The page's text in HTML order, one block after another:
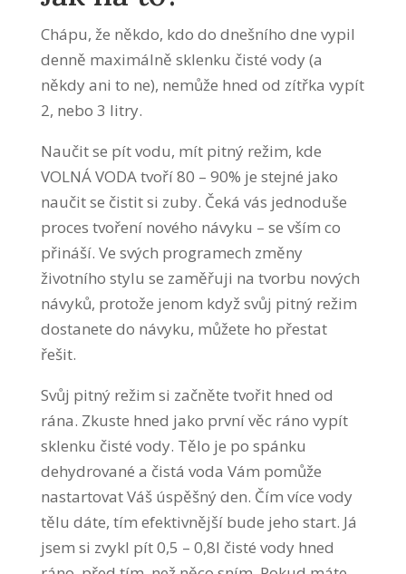
Chápu, že někdo, kdo do dnešního dne vypil
denně maximálně sklenku čisté vody (a
někdy ani to ne), nemůže hned od zítřka vypít
2, nebo 3 litry.
Naučit se pít vodu, mít pitný režim, kde
VOLNÁ VODA tvoří 80 – 90% je stejné jako
naučit se čistit si zuby. Čeká vás jednoduše
proces tvoření nového návyku – se vším co
přináší. Ve svých programech změny
životního stylu se zaměřuji na tvorbu nových
návyků, protože jenom když svůj pitný režim
dostanete do návyku, můžete ho přestat
řešit.
Svůj pitný režim si začněte tvořit hned od
rána. Zkuste hned jako první věc ráno vypít
sklenku čisté vody. Tělo je po spánku
dehydrované a čistá voda Vám pomůže
nastartovat Váš úspěšný den. Čím více vody
tělu dáte, tím efektivnější bude jeho start. Já
jsem si zvykl pít 0,5 – 0,8l čisté vody hned